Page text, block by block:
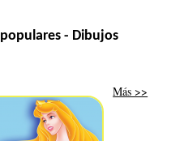
- Dibujos
Más >>